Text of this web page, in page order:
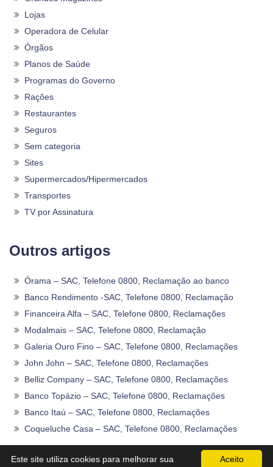
Lojas
Operadora de Celular
Órgãos
Planos de Saúde
Programas do Governo
Rações
Restaurantes
Seguros
Sem categoria
Sites
Supermercados/Hipermercados
Transportes
TV por Assinatura
Outros artigos
Órama – SAC, Telefone 0800, Reclamação ao banco
Banco Rendimento -SAC, Telefone 0800, Reclamação
Financeira Alfa – SAC, Telefone 0800, Reclamações
Modalmais – SAC, Telefone 0800, Reclamação
Galeria Ouro Fino – SAC, Telefone 0800, Reclamações
John John – SAC, Telefone 0800, Reclamações
Belliz Company – SAC, Telefone 0800, Reclamações
Banco Topázio – SAC, Telefone 0800, Reclamações
Banco Itaú – SAC, Telefone 0800, Reclamações
Coqueluche Casa – SAC, Telefone 0800, Reclamações
Aceito
Este site utiliza cookies para melhorar sua